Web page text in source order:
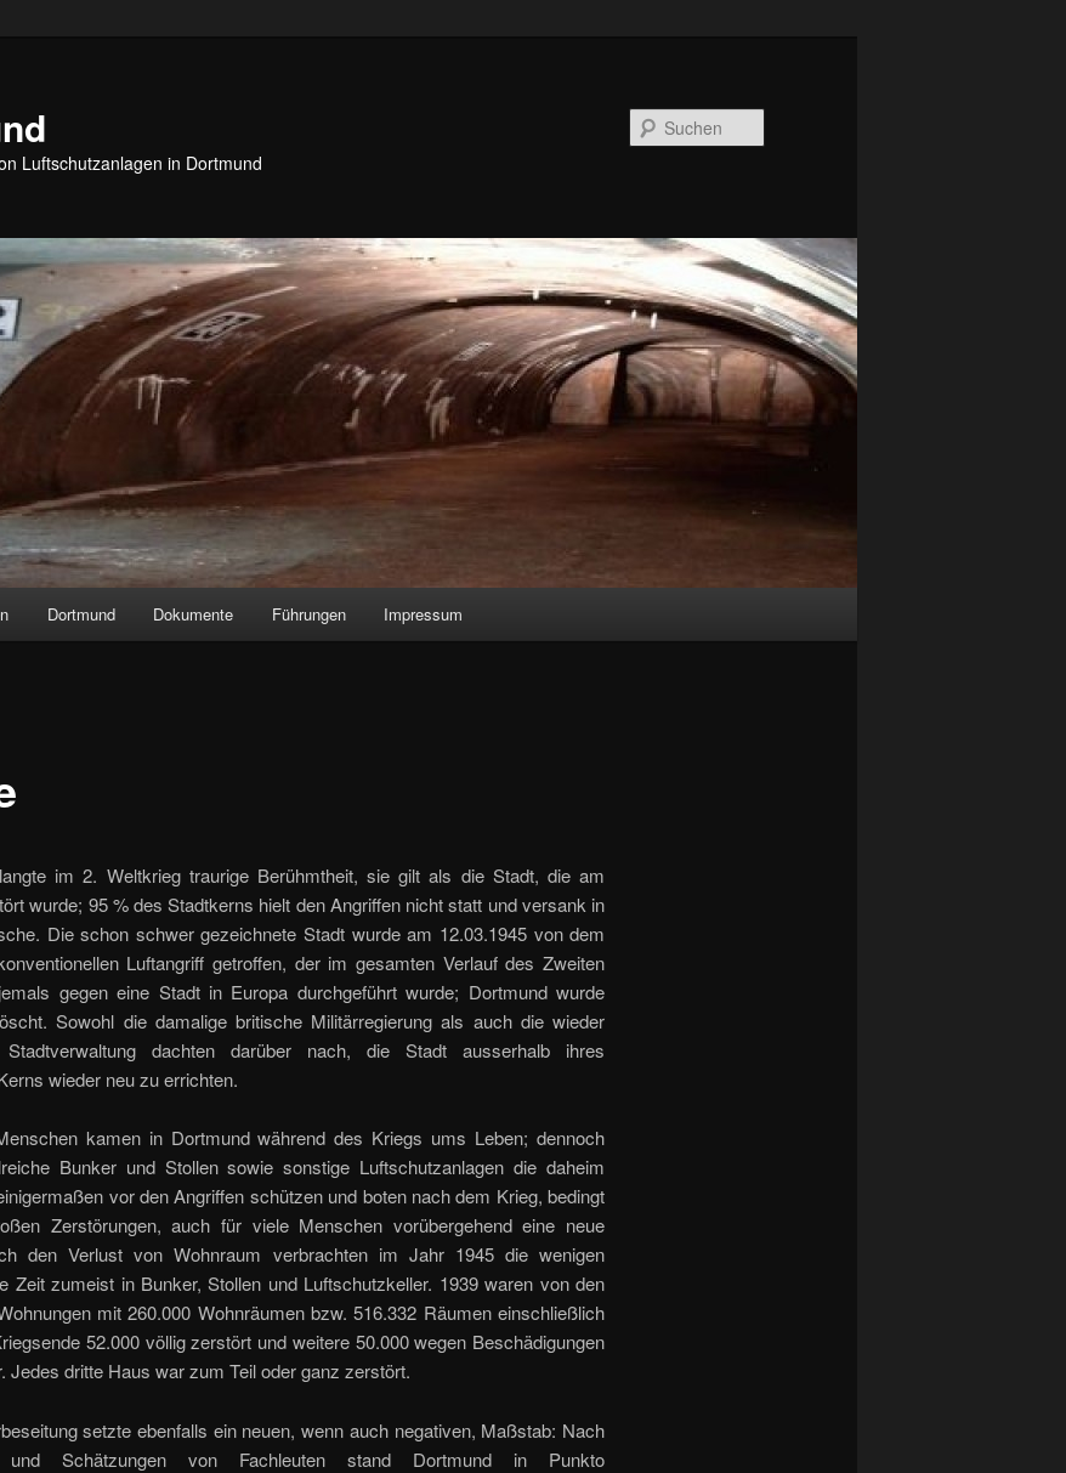
Luftschutzanlagen in Dortmund
Dortmund Dokumente Führungen Impressum
im 2. Weltkrieg traurige Berühmtheit, sie gilt als die Stadt, die am
wurde; 95 % des Stadtkerns hielt den Angriffen nicht statt und versank in
Die schon schwer gezeichnete Stadt wurde am 12.03.1945 von dem
Luftangriff getroffen, der im gesamten Verlauf des Zweiten
gegen eine Stadt in Europa durchgeführt wurde; Dortmund wurde
Sowohl die damalige britische Militärregierung als auch die wieder
Stadtverwaltung dachten darüber nach, die Stadt ausserhalb ihres
wieder neu zu errichten.
kamen in Dortmund während des Kriegs ums Leben; dennoch
Bunker und Stollen sowie sonstige Luftschutzanlagen die daheim
vor den Angriffen schützen und boten nach dem Krieg, bedingt
Zerstörungen, auch für viele Menschen vorübergehend eine neue
den Verlust von Wohnraum verbrachten im Jahr 1945 die wenigen
Zeit zumeist in Bunker, Stollen und Luftschutzkeller. 1939 waren von den
mit 260.000 Wohnräumen bzw. 516.332 Räumen einschließlich
52.000 völlig zerstört und weitere 50.000 wegen Beschädigungen
Jedes dritte Haus war zum Teil oder ganz zerstört.
setzte ebenfalls ein neuen, wenn auch negativen, Maßstab: Nach
und Schätzungen von Fachleuten stand Dortmund in Punkto